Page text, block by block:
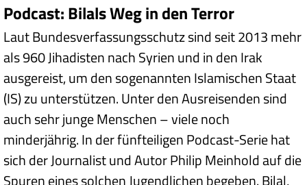
Podcast: Bilals Weg in den Terror
Laut Bundesverfassungsschutz sind seit 2013 mehr
als 960 Jihadisten nach Syrien und in den Irak
ausgereist, um den sogenannten Islamischen Staat
(IS) zu unterstützen. Unter den Ausreisenden sind
auch sehr junge Menschen – viele noch
minderjährig. In der fünfteiligen Podcast-Serie hat
sich der Journalist und Autor Philip Meinhold auf die
Spuren eines solchen Jugendlichen begeben. Bilal,